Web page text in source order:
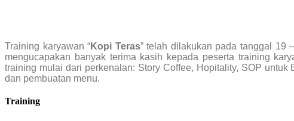
Training karyawan “Kopi Teras” telah dilakukan pada tanggal 19
mengucapakan banyak terima kasih kepada peserta training
training mulai dari perkenalan: Story Coffee, Hopitality, SOP
dan pembuatan menu.
Training